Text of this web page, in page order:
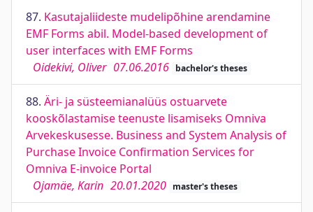
87. Kasutajaliideste mudelipõhine arendamine
EMF Forms abil. Model-based development of
user interfaces with EMF Forms
Oidekivi, Oliver 07.06.2016 bachelor's theses
88. Äri- ja süsteemianalüüs ostuarvete
kooskõlastamise teenuste lisamiseks Omniva
Arvekeskusesse. Business and System Analysis of
Purchase Invoice Confirmation Services for
Omniva E-invoice Portal
Ojamäe, Karin 20.01.2020 master's theses